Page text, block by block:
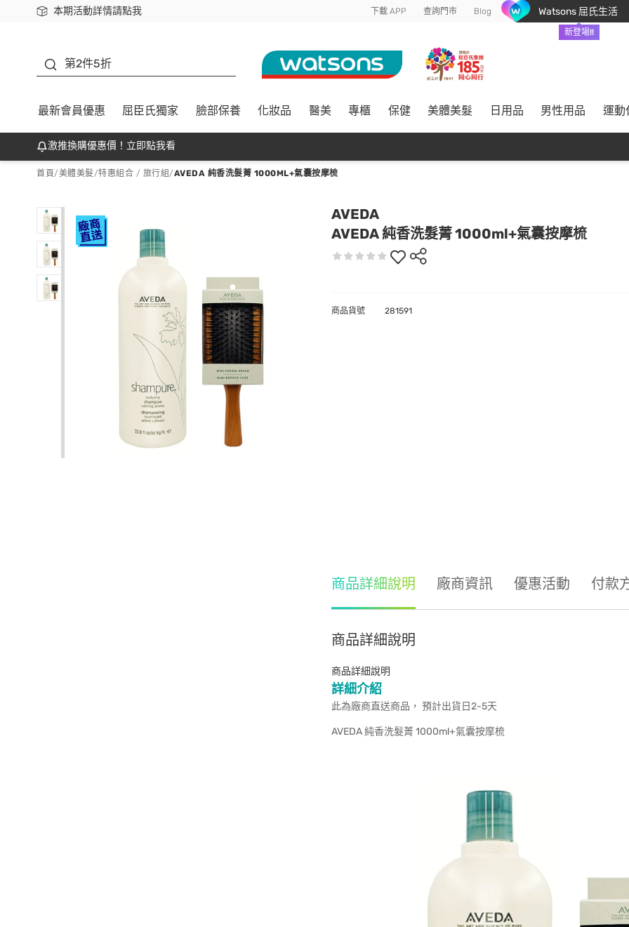
本期活動詳情請點我
下載app最高回饋$350 下載 APP 查詢門市 Blog Watsons 屈氏生活
新登場!!
第2件5折
最新會員優惠 屈臣氏獨家 臉部保養 化妝品 醫美 專櫃 保健 美體美髮 日用品 男性用品 運動
激推換購優惠價！立即點我看
首頁/美體美髮/特惠組合 / 旅行組/AVEDA 純香洗髮菁 1000ML+氣囊按摩梳
AVEDA
AVEDA 純香洗髮菁 1000ml+氣囊按摩梳
商品貨號 281591
商品詳細說明 廠商資訊 優惠活動 付款
商品詳細說明
商品詳細說明
詳細介紹
此為廠商直送商品， 預計出貨日2-5天
AVEDA 純香洗髮菁 1000ml+氣囊按摩梳